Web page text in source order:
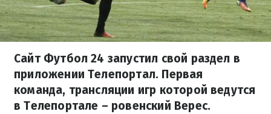
Сайт Футбол 24 запустил свой раздел в
приложении Телепортал. Первая
команда, трансляции игр которой ведутся
в Телепортале – ровенский Верес.